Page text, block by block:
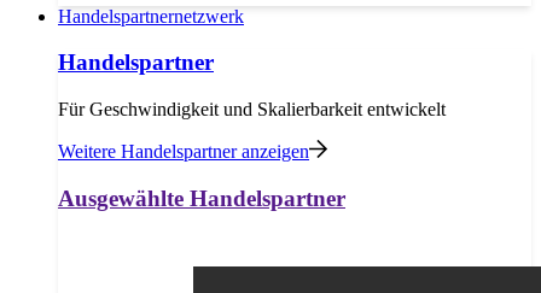
Handelspartnernetzwerk
Handelspartner
Für Geschwindigkeit und Skalierbarkeit entwickelt
Weitere Handelspartner anzeigen
Ausgewählte Handelspartner